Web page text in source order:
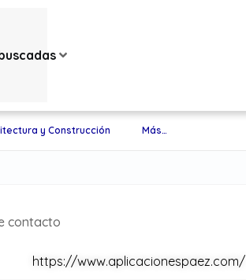
y Construcción Más…
contacto
https://www.aplicacionespaez.com/